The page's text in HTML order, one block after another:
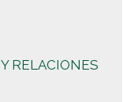
RELACIONES